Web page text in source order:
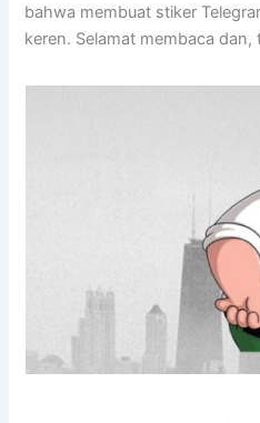
bahwa membuat stiker
keren. Selamat membaca dan,